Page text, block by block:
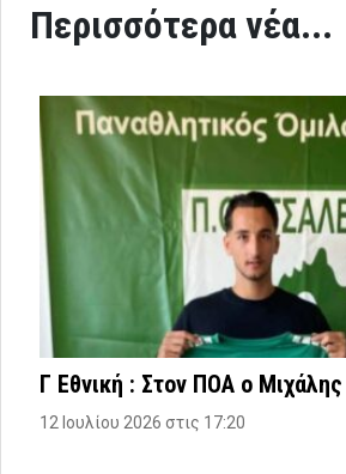
Περισσότερα νέα...
Γ Εθνική : Στον ΠΟΑ ο
12 Ιουλίου 2026 στις 17:20